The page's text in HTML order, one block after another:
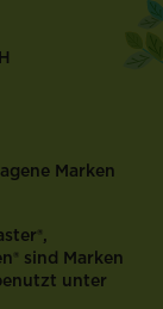
Marken
sind Marken
unter